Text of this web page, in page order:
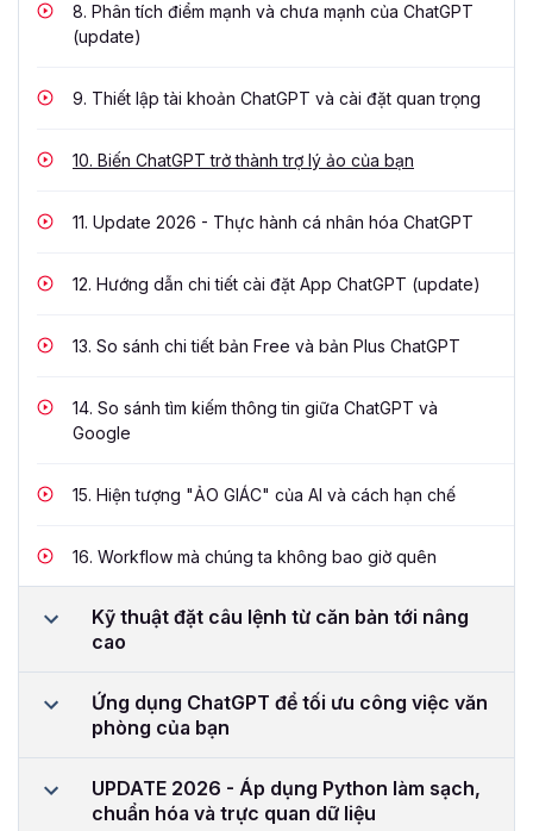
8. Phân tích điểm mạnh và chưa mạnh của ChatGPT
(update)
9. Thiết lập tài khoản ChatGPT và cài đặt quan trọng
10. Biến ChatGPT trở thành trợ lý ảo của bạn
11. Update 2026 - Thực hành cá nhân hóa ChatGPT
12. Hướng dẫn chi tiết cài đặt App ChatGPT (update)
13. So sánh chi tiết bản Free và bản Plus ChatGPT
14. So sánh tìm kiếm thông tin giữa ChatGPT và
Google
15. Hiện tượng "ẢO GIÁC" của AI và cách hạn chế
16. Workflow mà chúng ta không bao giờ quên
Kỹ thuật đặt câu lệnh từ căn bản tới nâng
cao
Ứng dụng ChatGPT để tối ưu công việc văn
phòng của bạn
UPDATE 2026 - Áp dụng Python làm sạch,
chuẩn hóa và trực quan dữ liệu